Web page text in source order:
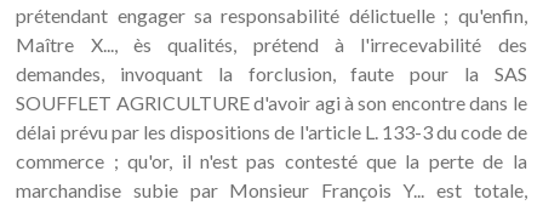
prétendant engager sa responsabilité délictuelle ; qu'enfin,
Maître X..., ès qualités, prétend à l'irrecevabilité des
demandes, invoquant la forclusion, faute pour la SAS
SOUFFLET AGRICULTURE d'avoir agi à son encontre dans le
délai prévu par les dispositions de l'article L. 133-3 du code de
commerce ; qu'or, il n'est pas contesté que la perte de la
marchandise subie par Monsieur François Y... est totale,